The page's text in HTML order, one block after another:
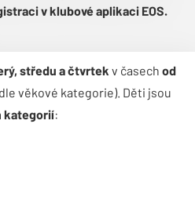
v klubové aplikaci EOS.
středu a čtvrtek v časech od
věkové kategorie). Děti jsou
kategorií: